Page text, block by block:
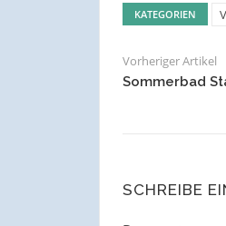
KATEGORIEN
Vorheriger Artikel
Sommerbad
SCHREIBE